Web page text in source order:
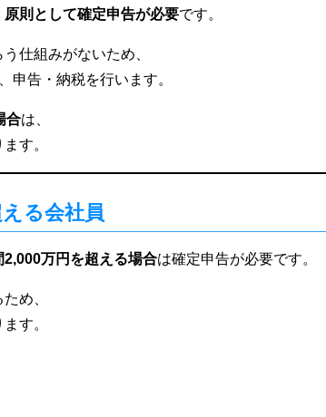
原則として確定申告が必要です。
仕組みがないため、
申告・納税を行います。
合は、
す。
る会社員
万円を超える場合は確定申告が必要です。
め、
す。